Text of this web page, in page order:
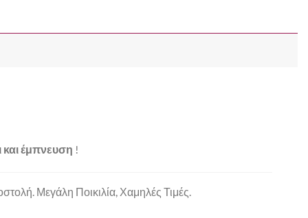
και έμπνευση !
Μεγάλη Ποικιλία, Χαμηλές Τιμές.